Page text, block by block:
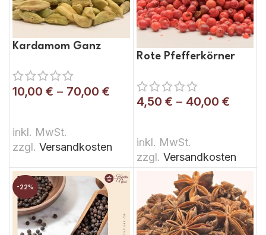
Kardamom Ganz
10,00 € – 70,00 €
inkl. MwSt.
zzgl. Versandkosten
Rote Pfefferkörner
4,50 € – 40,00 €
inkl. MwSt.
zzgl. Versandkosten
-22%